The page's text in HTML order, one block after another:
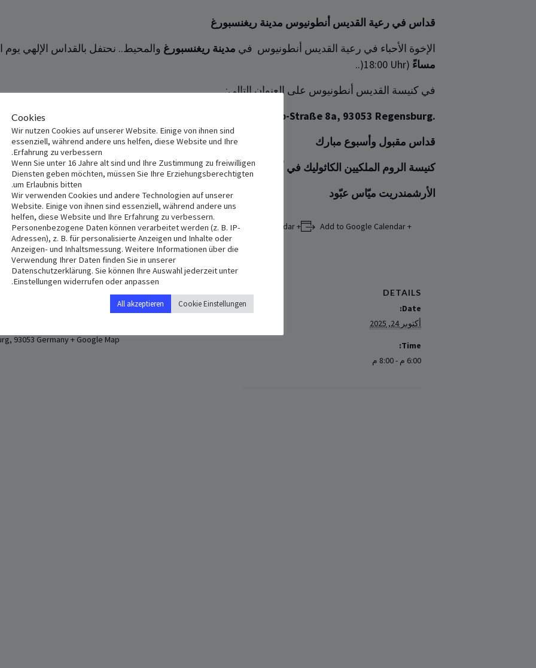
قداس‏‏ في رعية القديس أنطونيوس مدينة ريغنسبورغ
الإخوة الأحباء في رعية القديس أنطونيوس في مدينة ريغنسبورغ والمحيط.. نحتفل بالقداس الإلهي يوم الجمعة
مساءً (Uhr ‏‎‏18:00‏(..
في كنيسة ‏القديس أنطونيوس على العنوان ‏التالي‎:‎
St. Anton, Hermann-Geib-Straße 8a, 93053 Regensburg.
قداس مقبول وأسبوع مبارك
كنيسة الروم الملكيين الكاثوليك في ألمانيا
الأرشمندريت ميّاس عبّود
+ Add to Google Calendar
+ Add to iCalendar
DETAILS
Date:
أكتوبر 24, 2025
Time:
6:00 م - 8:00 م
VENUE
St. Anton
, 93053 Germany+ Google Map
Cookies
Wir nutzen Cookies auf unserer Website. Einige von ihnen sind
essenziell, während andere uns helfen, diese Website und Ihre
Erfahrung zu verbessern.
Wenn Sie unter 16 Jahre alt sind und Ihre Zustimmung zu freiwilligen
Diensten geben möchten, müssen Sie Ihre Erziehungsberechtigten
um Erlaubnis bitten.
Wir verwenden Cookies und andere Technologien auf unserer
Website. Einige von ihnen sind essenziell, während andere uns
helfen, diese Website und Ihre Erfahrung zu verbessern.
Personenbezogene Daten können verarbeitet werden (z. B. IP-
Adressen), z. B. für personalisierte Anzeigen und Inhalte oder
Anzeigen- und Inhaltsmessung. Weitere Informationen über die
Verwendung Ihrer Daten finden Sie in unserer
Datenschutzerklärung. Sie können Ihre Auswahl jederzeit unter
Einstellungen widerrufen oder anpassen.
Cookie Einstellungen
All akzeptieren